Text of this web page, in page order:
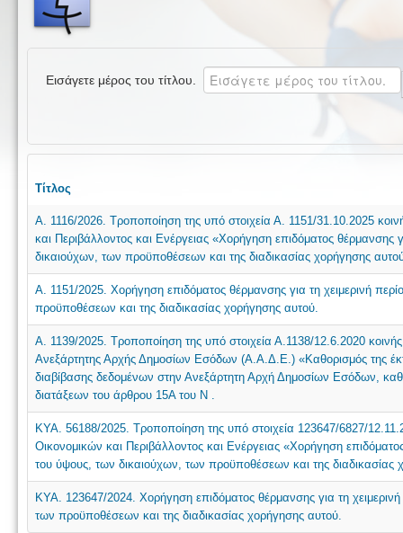
Εισάγετε μέρος του τίτλου.
Τίτλος
Α. 1116/2026. Τροποποίηση της υπό στοιχεία Α. 1151/31.10.2025
και Περιβάλλοντος και Ενέργειας «Χορήγηση επιδόματος θέρμανσης
δικαιούχων, των προϋποθέσεων και της διαδικασίας χορήγησης
Α. 1151/2025. Χορήγηση επιδόματος θέρμανσης για τη χειμερινή
προϋποθέσεων και της διαδικασίας χορήγησης αυτού.
Α. 1139/2025. Τροποποίηση της υπό στοιχεία Α.1138/12.6.2020
Ανεξάρτητης Αρχής Δημοσίων Εσόδων (Α.Α.Δ.Ε.) «Καθορισμός της
διαβίβασης δεδομένων στην Ανεξάρτητη Αρχή Δημοσίων Εσόδων,
διατάξεων του άρθρου 15Α του N .
ΚΥΑ. 56188/2025. Τροποποίηση της υπό στοιχεία 123647/6827/
Οικονομικών και Περιβάλλοντος και Ενέργειας «Χορήγηση
του ύψους, των δικαιούχων, των προϋποθέσεων και της διαδικασίας
ΚΥΑ. 123647/2024. Χορήγηση επιδόματος θέρμανσης για τη
των προϋποθέσεων και της διαδικασίας χορήγησης αυτού.